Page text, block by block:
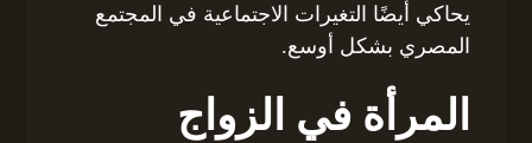
يحاكي أيضًا التغيرات الاجتماعية في المجتمع
المصري بشكل أوسع.
المرأة في الزواج